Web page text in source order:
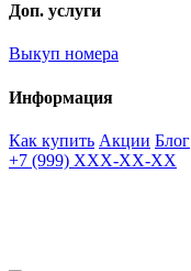
Доп. услуги
Выкуп номера
Информация
Как купить Акции Блог
+7 (999) XXX-XX-XX